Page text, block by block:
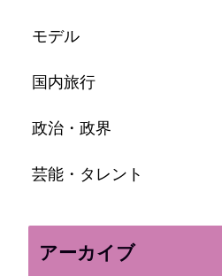
モデル
国内旅行
政治・政界
芸能・タレント
アーカイブ